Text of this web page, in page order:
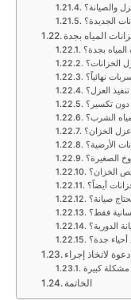
والصيانة؟
الجديدة؟
المياه بجدة
بجدة؟
الخزانات؟
نهائياً؟
العزل؟
تكسير؟
الشرب؟
الخزان؟
الأرضية؟
الصغيرة؟
الخزان؟
أيضاً؟
صيانة؟
فقط؟
الدورية؟
جدة؟
دعوة لاتخاذ إجراء
مشكلة كبيرة
الخاتمة